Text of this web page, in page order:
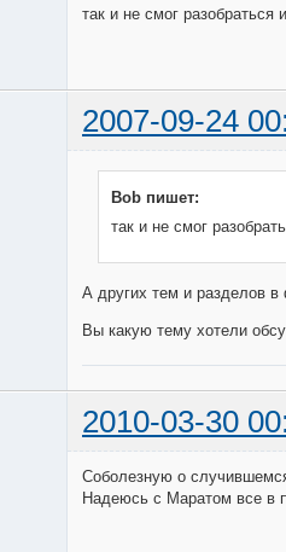
так и не смог разобраться
2007-09-24
Bob пишет:
так и не смог
А других тем и разделов в
Вы какую тему хотели
2010-03-30
Соболезную о
Надеюсь с Маратом все в